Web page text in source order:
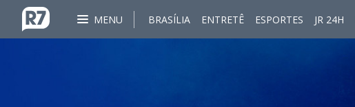
MENU BRASÍLIA ENTRETÊ ESPORTES JR 24H